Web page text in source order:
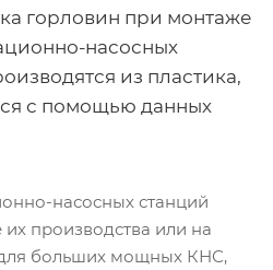
горловин при монтаже
насосных
из пластика,
с помощью данных
насосных станций
производства или на
для больших мощных КНС,